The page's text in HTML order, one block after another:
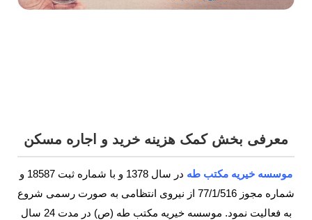
معرفی بخش کمک هزینه خرید و اجاره مسکن
موسسه خیریه مکتب طه
در سال 1378 و با شماره ثبت 18587 و
شماره مجوز 77/1/516 از نیروی انتظامی به صورت رسمی شروع
به فعالیت نمود. موسسه خیریه مکتب طه (ص) در مدت 24 سال